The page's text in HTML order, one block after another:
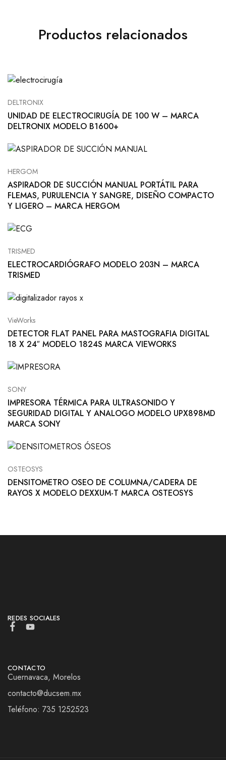
Productos relacionados
DELTRONIX
UNIDAD DE ELECTROCIRUGÍA DE 100 W – MARCA
DELTRONIX MODELO B1600+
HERGOM
ASPIRADOR DE SUCCIÓN MANUAL PORTÁTIL PARA
FLEMAS, PURULENCIA Y SANGRE, DISEÑO COMPACTO
Y LIGERO – MARCA HERGOM
TRISMED
ELECTROCARDIÓGRAFO MODELO 203N – MARCA
TRISMED
VieWorks
DETECTOR FLAT PANEL PARA MASTOGRAFIA DIGITAL
18 X 24″ MODELO 1824S MARCA VIEWORKS
SONY
IMPRESORA TÉRMICA PARA ULTRASONIDO Y
SEGURIDAD DIGITAL Y ANALOGO MODELO UPX898MD
MARCA SONY
OSTEOSYS
DENSITOMETRO OSEO DE COLUMNA/CADERA DE
RAYOS X MODELO DEXXUM-T MARCA OSTEOSYS
REDES SOCIALES
CONTACTO
Cuernavaca, Morelos
contacto@ducsem.mx
Teléfono: 735 1252523